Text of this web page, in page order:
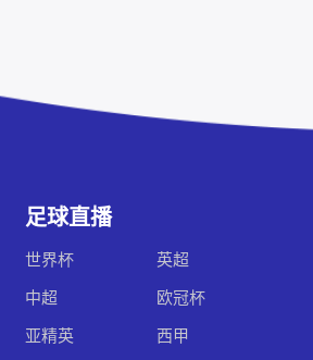
足球直播
世界杯 英超
中超 欧冠杯
亚精英 西甲